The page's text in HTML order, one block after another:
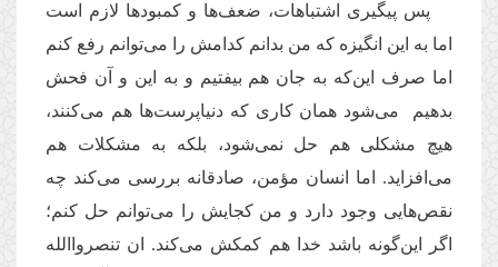
پس پیگیری‌ اشتباهات، ضعف‌ها و کمبودها لازم است‌
اما به این انگیزه که من بدانم کدامش را می‌توانم رفع کنم‌
اما صرف این‌که به جان هم بیفتیم و به این و آن فحش
بدهیم می‌شود همان کاری که دنیاپرست‌ها هم می‌کنند،
هیچ مشکلی هم حل نمی‌شود، بلکه به مشکلات هم
می‌افزاید.‌ اما انسان مؤمن، صادقانه بررسی می‌کند چه
نقص‌هایی وجود دارد و من کجایش را می‌توانم حل کنم؛
اگر این‌گونه باشد خدا هم کمکش می‌کند. ان تنصرواالله